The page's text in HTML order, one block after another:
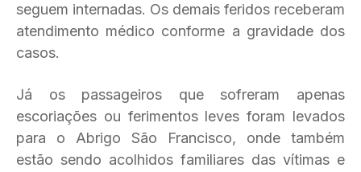
seguem internadas. Os demais feridos receberam
atendimento médico conforme a gravidade dos
casos.
Já os passageiros que sofreram apenas
escoriações ou ferimentos leves foram levados
para o Abrigo São Francisco, onde também
estão sendo acolhidos familiares das vítimas e